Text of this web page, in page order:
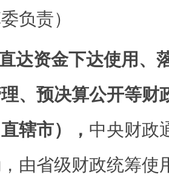
负责）
达资金下达使用、
、预决算公开等财
辖市）， 中央财政
由省级财政统筹使